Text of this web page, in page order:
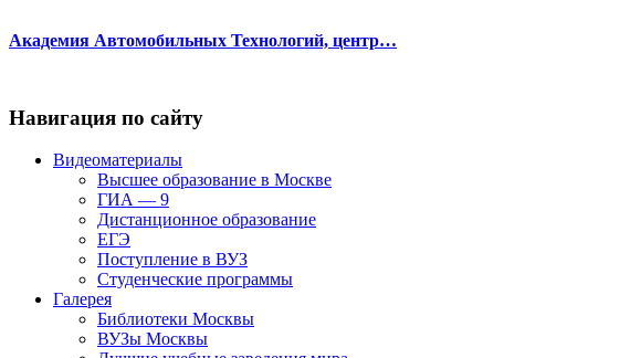
Академия Автомобильных Технологий, центр…
Навигация по сайту
Видеоматериалы
Высшее образование в Москве
ГИА — 9
Дистанционное образование
ЕГЭ
Поступление в ВУЗ
Студенческие программы
Галерея
Библиотеки Москвы
ВУЗы Москвы